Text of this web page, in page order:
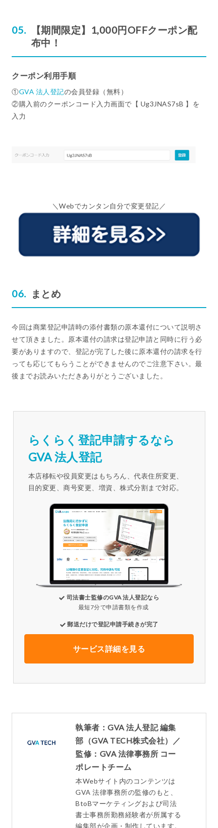
【期間限定】1,000円OFFクーポン配
布中！
クーポン利用手順
①GVA 法人登記の会員登録（無料）
②購入前のクーポンコード入力画面で【 Ug3JNAS7sB 】を
入力
＼Webでカンタン自分で変更登記／
まとめ
今回は商業登記申請時の添付書類の原本還付について説明さ
せて頂きました。原本還付の請求は登記申請と同時に行う必
要がありますので、登記が完了した後に原本還付の請求を行
っても応じてもらうことができませんのでご注意下さい。最
後までお読みいただきありがとうございました。
らくらく登記申請するなら
GVA 法人登記
本店移転や役員変更はもちろん、代表住所変更、
目的変更、商号変更、増資、株式分割まで対応。
司法書士監修のGVA 法人登記なら
最短7分で申請書類を作成
郵送だけで登記申請手続きが完了
サービス詳細を見る
執筆者：GVA 法人登記 編集
部（GVA TECH株式会社）／
監修：GVA 法律事務所 コー
ポレートチーム
本Webサイト内のコンテンツは
GVA 法律事務所の監修のもと、
BtoBマーケティングおよび司法
書士事務所勤務経験者が所属する
編集部が企画・制作しています。